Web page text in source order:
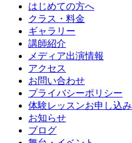
はじめての方へ
クラス・料金
ギャラリー
講師紹介
メディア出演情報
アクセス
お問い合わせ
プライバシーポリシー
体験レッスンお申し込み
お知らせ
ブログ